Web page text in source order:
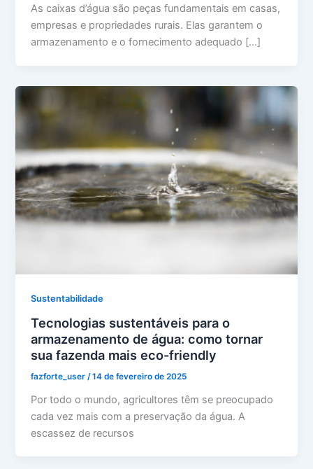
As caixas d’água são peças fundamentais em casas,
empresas e propriedades rurais. Elas garantem o
armazenamento e o fornecimento adequado […]
Sustentabilidade
Tecnologias sustentáveis para o
armazenamento de água: como tornar
sua fazenda mais eco-friendly
fazforte_user /14 de fevereiro de 2025
Por todo o mundo, agricultores têm se preocupado
cada vez mais com a preservação da água. A
escassez de recursos